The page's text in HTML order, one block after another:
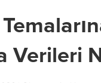
Verileri